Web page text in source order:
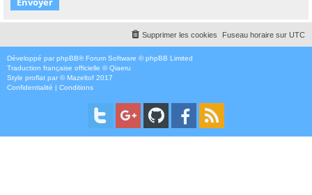
Fuseau horaire sur UTC
Supprimer les cookies
Développé par phpBB® Forum Software © phpBB Limited
Traduction française officielle ©Qiaeru
Style proflat par ©Mazeltof 2017
Confidentialité | Conditions